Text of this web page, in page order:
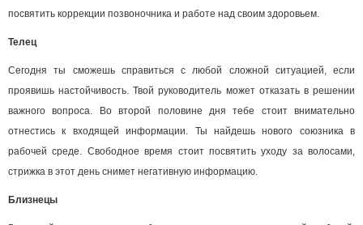
посвятить коррекции позвоночника и работе над своим здоровьем.
Телец
Сегодня ты сможешь справиться с любой сложной ситуацией, если
проявишь настойчивость. Твой руководитель может отказать в решении
важного вопроса. Во второй половине дня тебе стоит внимательно
отнестись к входящей информации. Ты найдешь нового союзника в
рабочей среде. Свободное время стоит посвятить уходу за волосами,
стрижка в этот день снимет негативную информацию.
Близнецы